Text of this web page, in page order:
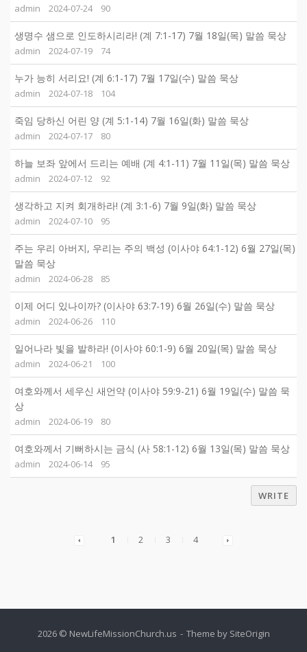
admin 2024-07-24 90
생명수 샘으로 인도하시리라! (계 7:1-17) 7월 18일(목) 말씀 묵상
admin 2024-07-19 74
누가 능히 서리요! (계 6:1-17) 7월 17일(수) 말씀 묵상
admin 2024-07-18 104
죽임 당하신 어린 양 (계 5:1-14) 7월 16일(화) 말씀 묵상
admin 2024-07-17 80
하늘 보좌 앞에서 드리는 예배 (계 4:1-11) 7월 11일(목) 말씀 묵상
admin 2024-07-12 92
생각하고 지켜 회개하라! (계 3:1-6) 7월 9일(화) 말씀 묵상
admin 2024-07-10 95
주는 우리 아버지, 우리는 주의 백성 (이사야 64:1-12) 6월 27일(목)
말씀 묵상
admin 2024-06-28 85
이제 어디 있나이까? (이사야 63:7-19) 6월 26일(수) 말씀 묵상
admin 2024-06-26 110
일어나라 빛을 발하라! (이사야 60:1-9) 6월 20일(목) 말씀 묵상
admin 2024-06-21 100
여호와께서 세우신 새언약 (이사야 59:9-21) 6월 19일(수) 말씀 묵
상
admin 2024-06-19 80
여호와께서 기뻐하시는 금식 (사 58:1-12) 6월 13일(목) 말씀 묵상
admin 2024-06-14 95
WRITE
1 2 3 4
2026 © NewLifeMissionChurch.us Theme by SiteOrigin